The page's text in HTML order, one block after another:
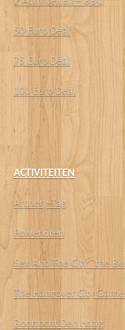
50 Euro Deal
75 Euro Deal
100 Euro Deal
ACTIVITEITEN
Archery-Tag
Powerkiten
Sex And The City "the
The Hangover City
Boottocht Den Haag